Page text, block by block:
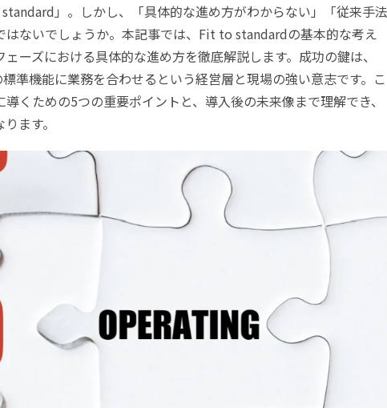
」。しかし、「具体的な進め方がわからない」「従来手法
はないでしょうか。本記事では、Fit to standardの基本的な考え
ーズにおける具体的な進め方を徹底解説します。成功の鍵は、
準機能に業務を合わせるという経営層と現場の強い意志です。こ
くための5つの重要ポイントと、導入後の未来像まで理解でき、
ます。